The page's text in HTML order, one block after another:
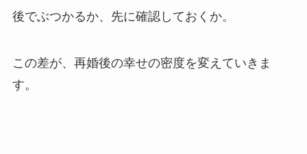
後でぶつかるか、先に確認しておくか。
この差が、再婚後の幸せの密度を変えていきま
す。